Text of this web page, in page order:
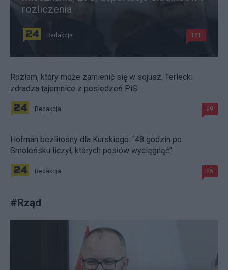
rozliczenia
Redakcja 161
Rozłam, który może zamienić się w sojusz. Terlecki
zdradza tajemnice z posiedzeń PiS
Redakcja 89
Hofman bezlitosny dla Kurskiego. "48 godzin po
Smoleńsku liczył, których posłów wyciągnąć"
Redakcja 85
#Rząd